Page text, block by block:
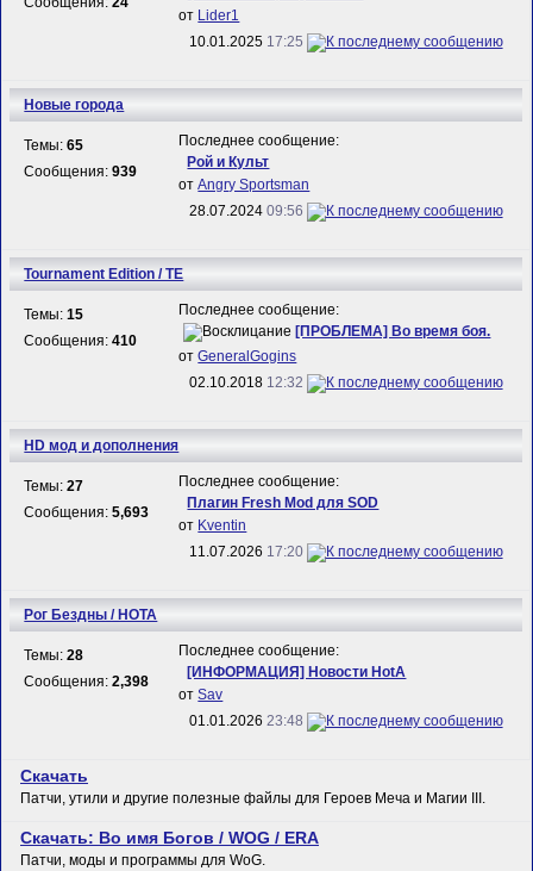
от Lider1
10.01.2025 17:25
Новые города
Темы:65
Сообщения:939
Последнее сообщение:
Рой и Культ
отAngry Sportsman
28.07.2024 09:56
Tournament Edition / TE
Темы:15
Сообщения:410
Последнее сообщение:
[ПРОБЛЕМА] Во время боя.
отGeneralGogins
02.10.2018 12:32
HD мод и дополнения
Темы:27
Сообщения:5,693
Последнее сообщение:
Плагин Fresh Mod для SOD
от Kventin
11.07.2026 17:20
Рог Бездны / HOTA
Темы:28
Сообщения:2,398
Последнее сообщение:
[ИНФОРМАЦИЯ] Новости HotA
отSav
01.01.2026 23:48
Скачать
Патчи, утили и другие полезные файлы для Героев Меча и Магии III.
Скачать: Во имя Богов / WOG / ERA
Патчи, моды и программы для WoG.